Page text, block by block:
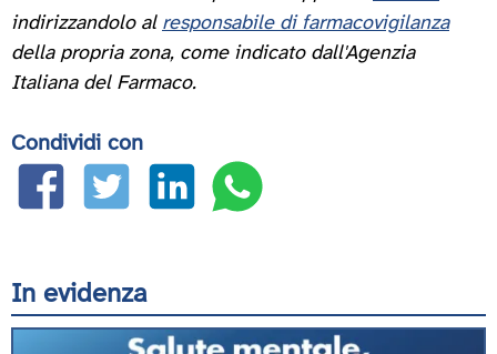
indirizzandolo al responsabile di farmacovigilanza
della propria zona, come indicato dall'Agenzia
Italiana del Farmaco.
Condividi con
In evidenza